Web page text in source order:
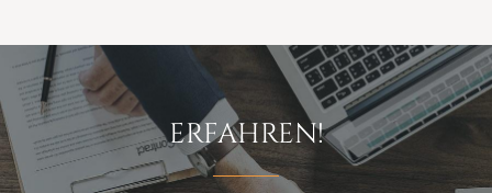
ERFAHREN!